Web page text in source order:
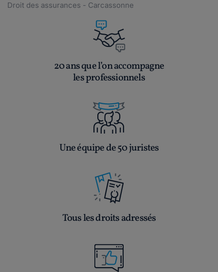
Droit des assurances - Carcassonne
20 ans que l’on accompagne
les professionnels
Une équipe de 50 juristes
Tous les droits adressés